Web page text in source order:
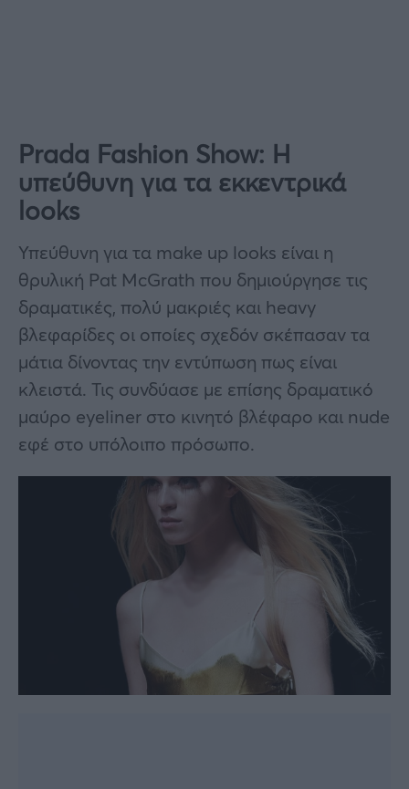
Prada Fashion Show: Η
υπεύθυνη για τα εκκεντρικά
looks
Υπεύθυνη για τα make up looks είναι η
θρυλική Pat McGrath που δημιούργησε τις
δραματικές, πολύ μακριές και heavy
βλεφαρίδες οι οποίες σχεδόν σκέπασαν τα
μάτια δίνοντας την εντύπωση πως είναι
κλειστά. Τις συνδύασε με επίσης δραματικό
μαύρο eyeliner στο κινητό βλέφαρο και nude
εφέ στο υπόλοιπο πρόσωπο.